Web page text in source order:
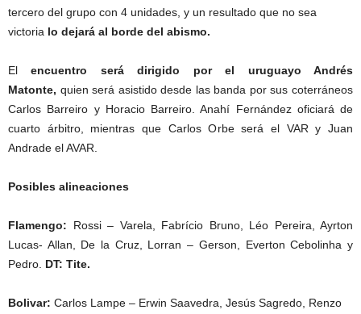
tercero del grupo con 4 unidades, y un resultado que no sea
victoria lo dejará al borde del abismo.
Elencuentro será dirigido por el uruguayo Andrés
Matonte, quien será asistido desde las banda por sus coterráneos
Carlos Barreiro y Horacio Barreiro. Anahí Fernández oficiará de
cuarto árbitro, mientras que Carlos Orbe será el VAR y Juan
Andrade el AVAR.
Posibles alineaciones
Flamengo: Rossi – Varela, Fabrício Bruno, Léo Pereira, Ayrton
Lucas- Allan, De la Cruz, Lorran – Gerson, Everton Cebolinha y
Pedro. DT: Tite.
Bolivar: Carlos Lampe – Erwin Saavedra, Jesús Sagredo, Renzo